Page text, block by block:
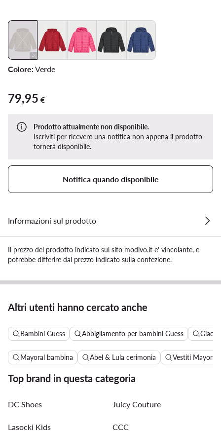
Colore:Verde
79,95 €
79,95 €
Prodotto attualmente non disponibile.
Iscriviti per ricevere una notifica non appena il prodotto
tornerà disponibile.
Notifica quando disponibile
Informazioni sul prodotto
Il prezzo del prodotto indicato sul sito modivo.it e' vincolante, e
potrebbe differire dal prezzo indicato sulla confezione.
Altri utenti hanno cercato anche
Bambini Guess Abbigliamento per bambini Guess
Mayoral bambina Abel & Lula cerimonia Vestiti Mayoral
Top brand in questa categoria
DC Shoes Juicy Couture
Lasocki Kids CCC